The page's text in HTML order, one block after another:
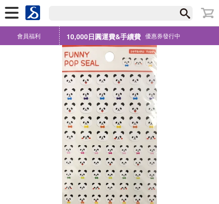
會員福利 10,000日圓運費&手續費 優惠券發行中